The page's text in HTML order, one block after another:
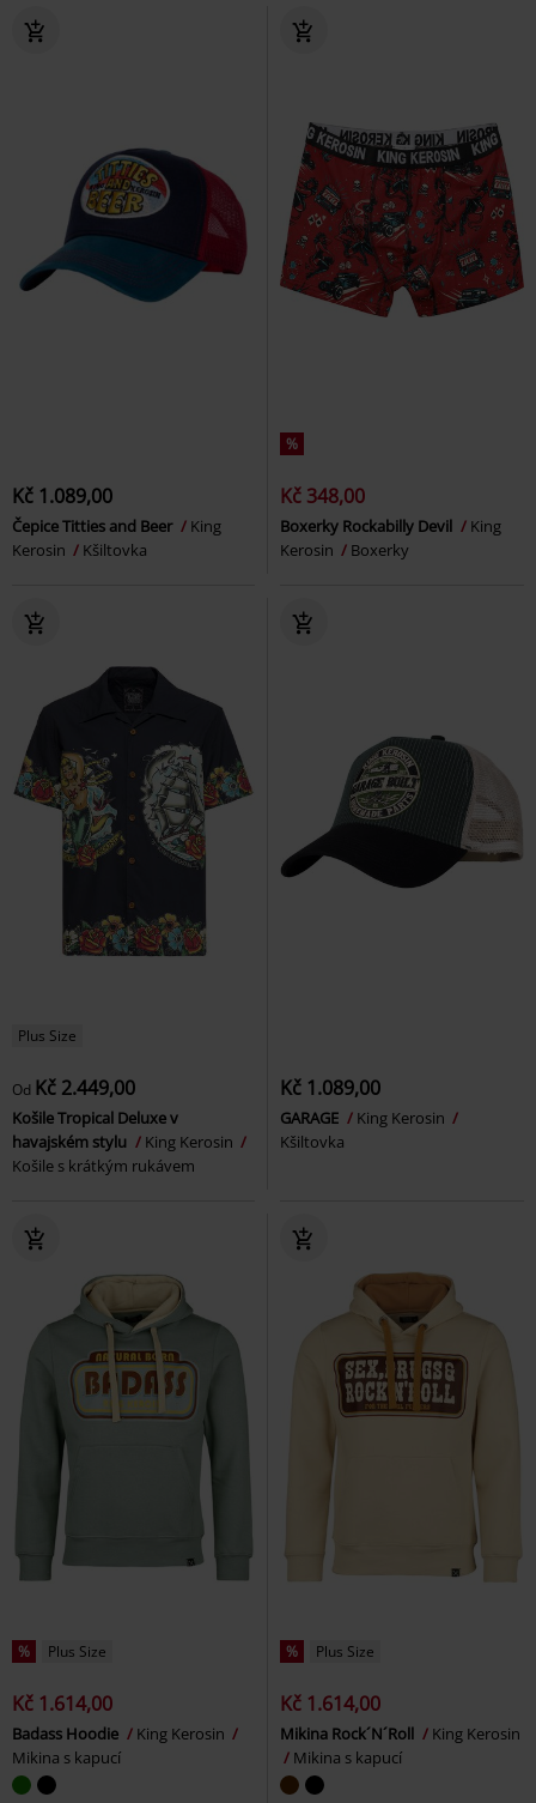
Kč 1.089,00
Čepice Titties and Beer
King
Kerosin
Kšiltovka
%
Kč 348,00
Boxerky Rockabilly Devil
King
Kerosin
Boxerky
Plus Size
Od Kč 2.449,00
Košile Tropical Deluxe v
havajském stylu
King Kerosin
Košile s krátkým rukávem
Kč 1.089,00
GARAGE
King Kerosin
Kšiltovka
% Plus Size
Kč 1.614,00
Badass Hoodie
King Kerosin
Mikina s kapucí
% Plus Size
Kč 1.614,00
Mikina Rock´N´Roll
King Kerosin
Mikina s kapucí